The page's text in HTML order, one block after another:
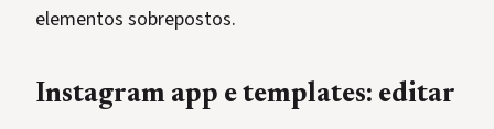
elementos sobrepostos.
Instagram app e templates: editar